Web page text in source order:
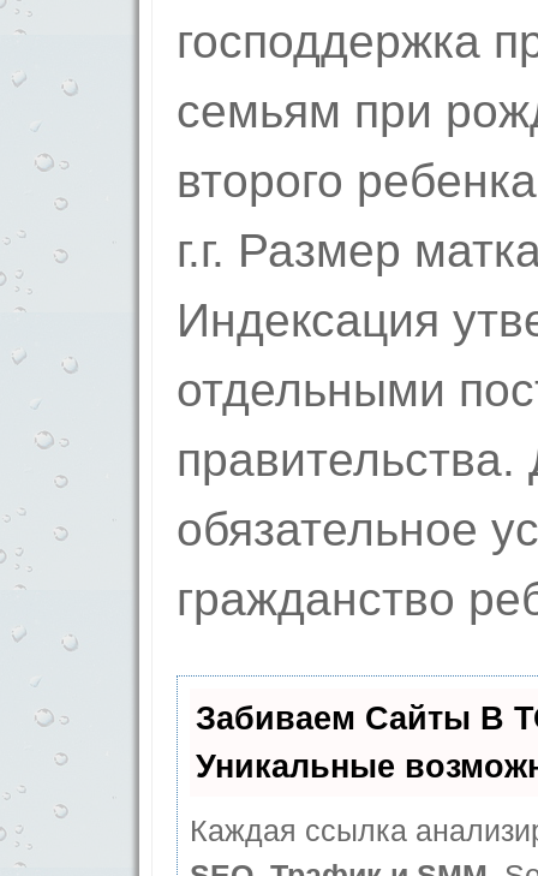
господдержка
семьям при
второго
г.г. Размер
Индексация
отдельными
обязательное
гражданство
Забиваем Сайты В
Уникальные
Каждая ссылка